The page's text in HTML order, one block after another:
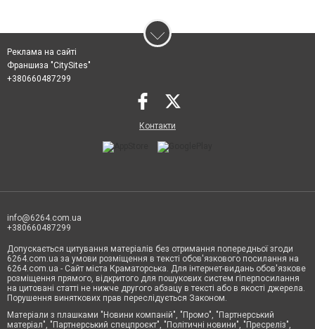
Реклама на сайті
Франшиза "CitySites"
+380660487299
Контакти
info@6264.com.ua
+380660487299
Допускається цитування матеріалів без отримання попередньої згоди
6264.com.ua за умови розміщення в тексті обов'язкового посилання на
6264.com.ua - Сайт міста Краматорська. Для інтернет-видань обов'язкове
розміщення прямого, відкритого для пошукових систем гіперпосилання
на цитовані статті не нижче другого абзацу в тексті або в якості джерела.
Порушення виняткових прав переслідується Законом.
Матеріали з плашками "Новини компаній", "Промо", "Партнерський
матеріал", "Партнерський спецпроєкт", "Політичні новини", "Пресреліз",